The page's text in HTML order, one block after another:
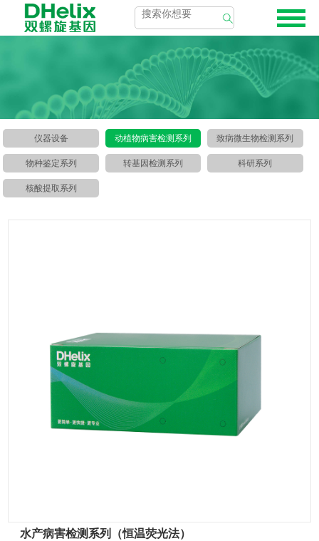
仪器设备 动植物病害检测系列 致病微生物检测系列
物种鉴定系列 转基因检测系列 科研系列
核酸提取系列
水产病害检测系列（恒温荧光法）